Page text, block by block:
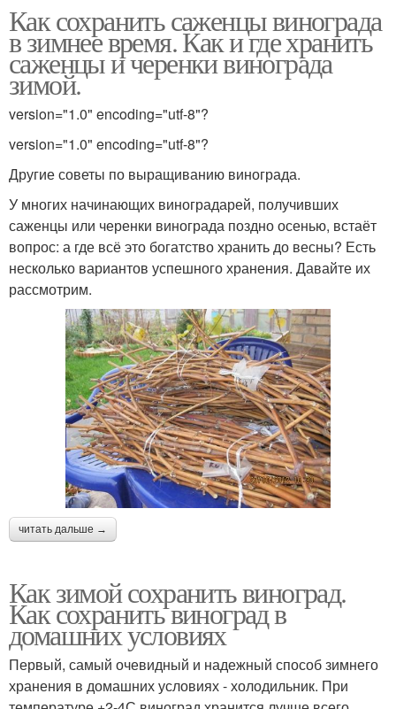
Как сохранить саженцы винограда
в зимнее время. Как и где хранить
саженцы и черенки винограда
зимой.
version="1.0" encoding="utf-8"?
version="1.0" encoding="utf-8"?
Другие советы по выращиванию винограда.
У многих начинающих виноградарей, получивших
саженцы или черенки винограда поздно осенью, встаёт
вопрос: а где всё это богатство хранить до весны? Есть
несколько вариантов успешного хранения. Давайте их
рассмотрим.
читать дальше →
Как зимой сохранить виноград.
Как сохранить виноград в
домашних условиях
Первый, самый очевидный и надежный способ зимнего
хранения в домашних условиях - холодильник. При